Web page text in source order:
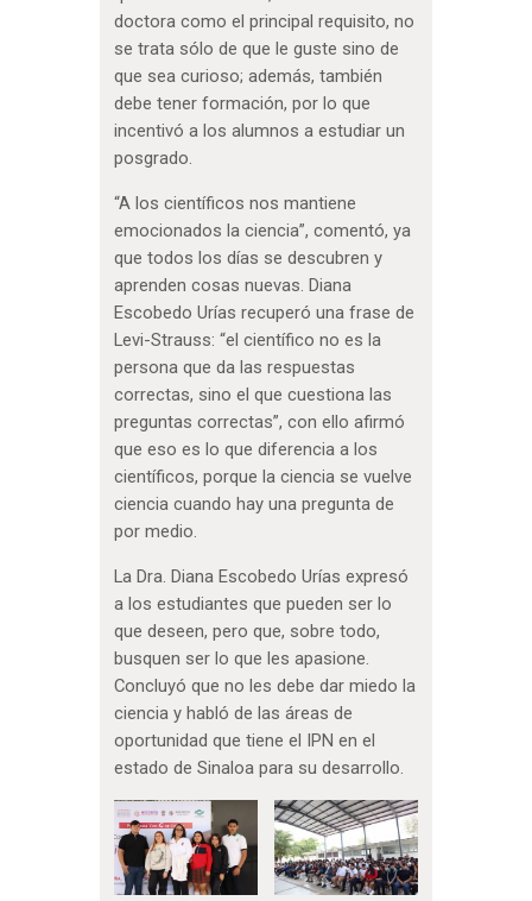
doctora como el principal requisito, no
se trata sólo de que le guste sino de
que sea curioso; además, también
debe tener formación, por lo que
incentivó a los alumnos a estudiar un
posgrado.
“A los científicos nos mantiene
emocionados la ciencia”, comentó, ya
que todos los días se descubren y
aprenden cosas nuevas. Diana
Escobedo Urías recuperó una frase de
Levi-Strauss: “el científico no es la
persona que da las respuestas
correctas, sino el que cuestiona las
preguntas correctas”, con ello afirmó
que eso es lo que diferencia a los
científicos, porque la ciencia se vuelve
ciencia cuando hay una pregunta de
por medio.
La Dra. Diana Escobedo Urías expresó
a los estudiantes que pueden ser lo
que deseen, pero que, sobre todo,
busquen ser lo que les apasione.
Concluyó que no les debe dar miedo la
ciencia y habló de las áreas de
oportunidad que tiene el IPN en el
estado de Sinaloa para su desarrollo.